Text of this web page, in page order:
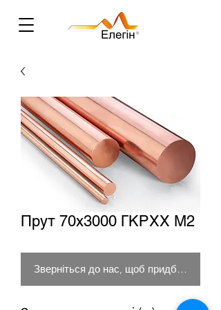
Прут 70х3000 ГКРХХ М2
Зверніться до нас, щоб придбати товар